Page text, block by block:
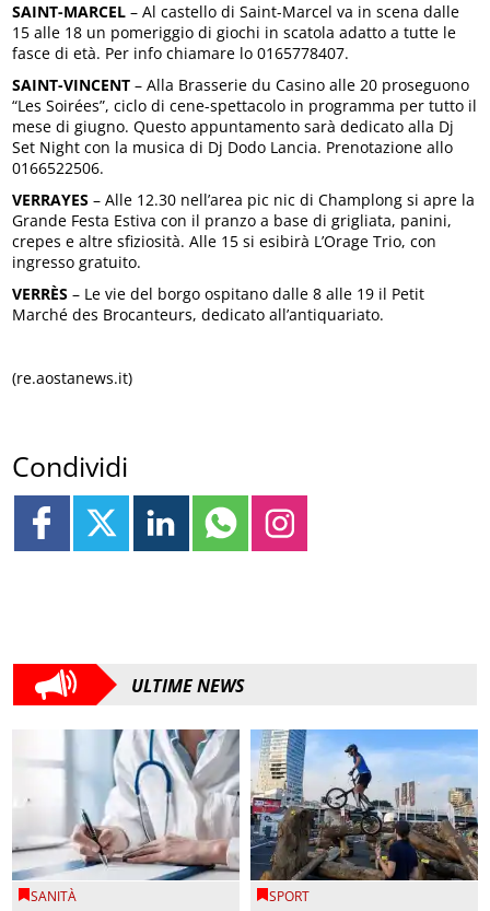
SAINT-MARCEL – Al castello di Saint-Marcel va in scena dalle
15 alle 18 un pomeriggio di giochi in scatola adatto a tutte le
fasce di età. Per info chiamare lo 0165778407.
SAINT-VINCENT – Alla Brasserie du Casino alle 20 proseguono
“Les Soirées”, ciclo di cene-spettacolo in programma per tutto il
mese di giugno. Questo appuntamento sarà dedicato alla Dj
Set Night con la musica di Dj Dodo Lancia. Prenotazione allo
0166522506.
VERRAYES – Alle 12.30 nell’area pic nic di Champlong si apre la
Grande Festa Estiva con il pranzo a base di grigliata, panini,
crepes e altre sfiziosità. Alle 15 si esibirà L’Orage Trio, con
ingresso gratuito.
VERRÈS – Le vie del borgo ospitano dalle 8 alle 19 il Petit
Marché des Brocanteurs, dedicato all’antiquariato.
(re.aostanews.it)
Condividi
ULTIME NEWS
SANITÀ SPORT